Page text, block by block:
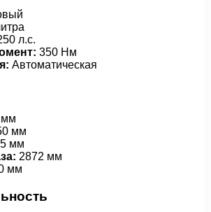
л.с.
350 Нм
Автоматическая
мм
мм
мм
2872 мм
мм